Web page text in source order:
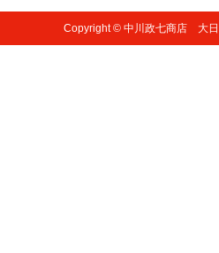
Copyright © 中川政七商店 大